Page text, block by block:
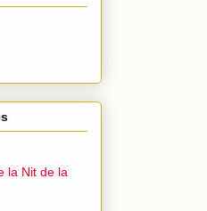
la Nit de la